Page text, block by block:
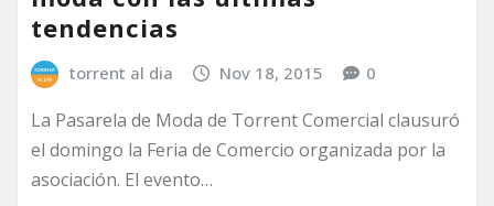
tendencias
torrent al dia Nov 18, 2015 0
La Pasarela de Moda de Torrent Comercial clausuró
el domingo la Feria de Comercio organizada por la
asociación. El evento…